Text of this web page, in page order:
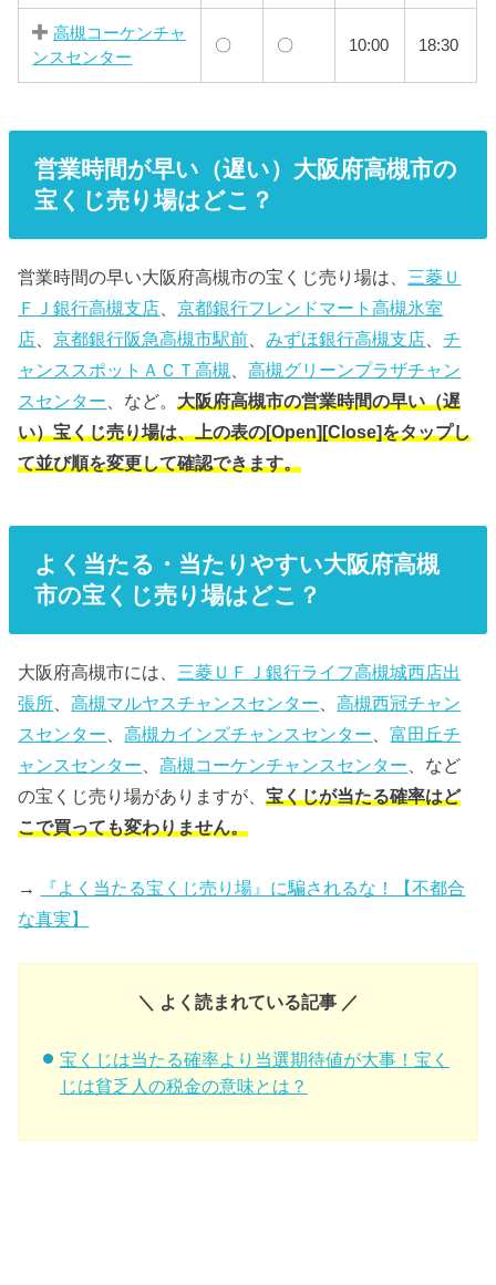
高槻コーケンチャ
ンスセンター
〇 〇 10:00 18:30
営業時間が早い（遅い）大阪府高槻市の
宝くじ売り場はどこ？
営業時間の早い大阪府高槻市の宝くじ売り場は、 三菱Ｕ
ＦＪ銀行高槻支店 、京都銀行フレンドマート高槻氷室
店 、京都銀行阪急高槻市駅前 、みずほ銀行高槻支店 、チ
ャンススポットＡＣＴ高槻
、高槻グリーンプラザチャン
スセンター 、など。大阪府高槻市の営業時間の早い（遅
い）宝くじ売り場は、上の表の[Open][Close]をタップし
て並び順を変更して確認できます。
よく当たる・当たりやすい大阪府高槻
市の宝くじ売り場はどこ？
大阪府高槻市には、 三菱ＵＦＪ銀行ライフ高槻城西店出
張所 、高槻マルヤスチャンスセンター 、高槻西冠チャン
スセンター 、高槻カインズチャンスセンター 、富田丘チ
ャンスセンター 、高槻コーケンチャンスセンター 、など
の宝くじ売り場がありますが、宝くじが当たる確率はど
こで買っても変わりません。
→
『よく当たる宝くじ売り場』に騙されるな！【不都合
な真実】
＼ よく読まれている記事 ／
宝くじは当たる確率より当選期待値が大事！宝く
じは貧乏人の税金の意味とは？